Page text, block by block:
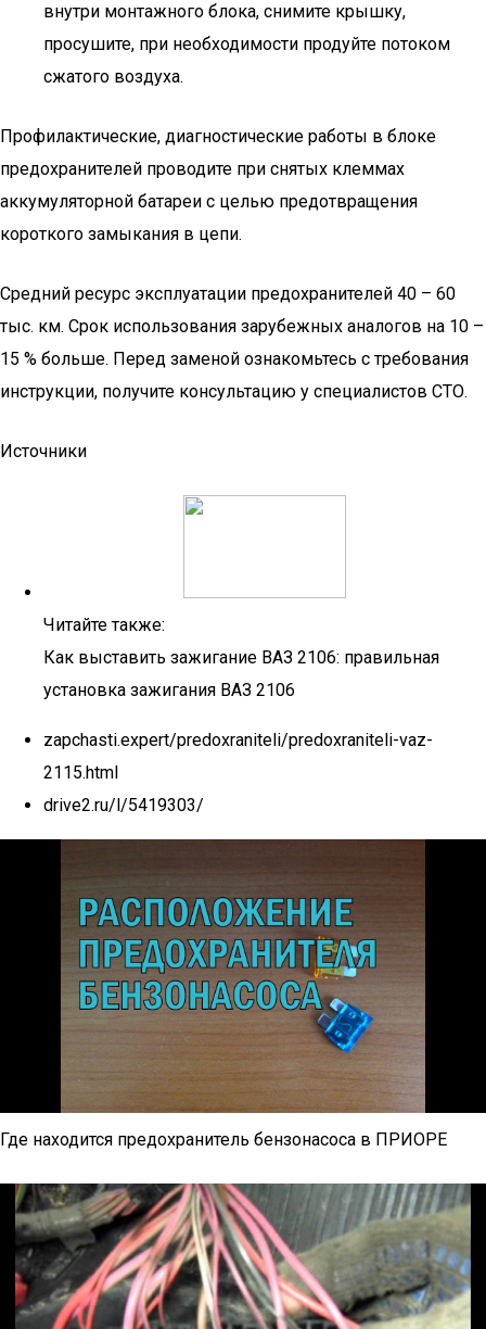
внутри монтажного блока, снимите крышку,
просушите, при необходимости продуйте потоком
сжатого воздуха.
Профилактические, диагностические работы в блоке
предохранителей проводите при снятых клеммах
аккумуляторной батареи с целью предотвращения
короткого замыкания в цепи.
Средний ресурс эксплуатации предохранителей 40 – 60
тыс. км. Срок использования зарубежных аналогов на 10 –
15 % больше. Перед заменой ознакомьтесь с требования
инструкции, получите консультацию у специалистов СТО.
Источники
Читайте также:
Как выставить зажигание ВАЗ 2106: правильная
установка зажигания ВАЗ 2106
zapchasti.expert/predoxraniteli/predoxraniteli-vaz-
2115.html
drive2.ru/l/5419303/
Где находится предохранитель бензонасоса в ПРИОРЕ